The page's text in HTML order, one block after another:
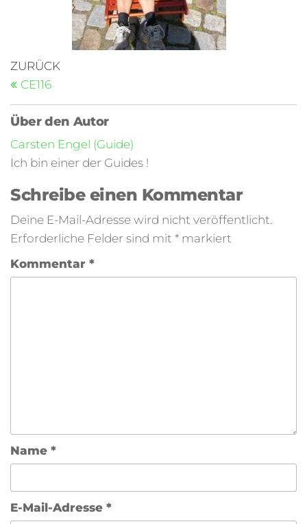
ZURÜCK
CE116
Über den Autor
Carsten Engel (Guide)
Ich bin einer der Guides !
Schreibe einen Kommentar
Deine E-Mail-Adresse wird nicht veröffentlicht.
Erforderliche Felder sind mit * markiert
Kommentar *
Name *
E-Mail-Adresse *